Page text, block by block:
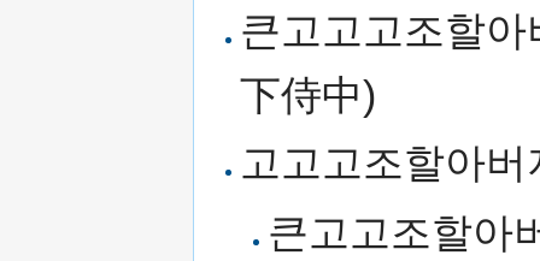
큰고고고조할
下侍中)
고고고조할아
큰고고조할아